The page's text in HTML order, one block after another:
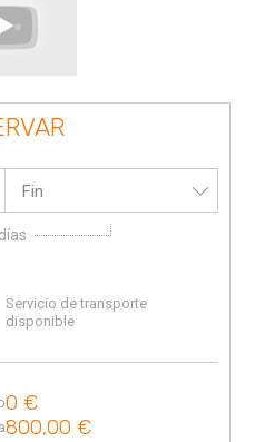
Fin
días
Servicio de transporte
disponible
0 €
800,00 €